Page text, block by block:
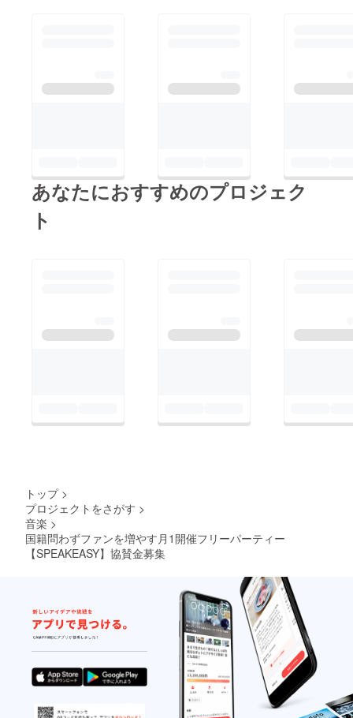
あなたにおすすめのプロジェク
ト
トップ >
プロジェクトをさがす >
音楽 >
国籍問わずファンを増やす月1開催フリーパーティー
【SPEAKEASY】協賛金募集